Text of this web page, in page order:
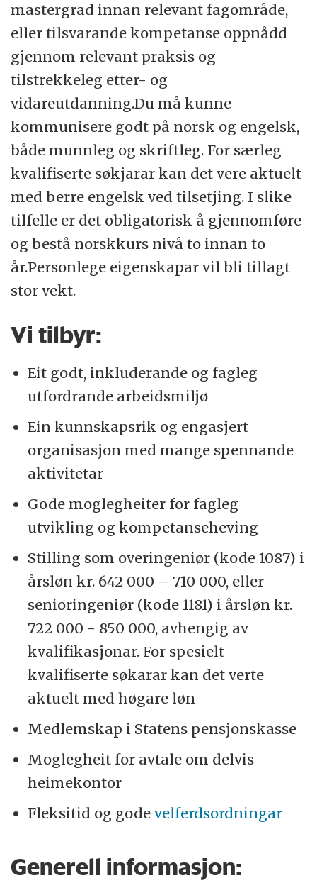
mastergrad innan relevant fagområde,
eller tilsvarande kompetanse oppnådd
gjennom relevant praksis og
tilstrekkeleg etter- og
vidareutdanning.Du må kunne
kommunisere godt på norsk og engelsk,
både munnleg og skriftleg. For særleg
kvalifiserte søkjarar kan det vere aktuelt
med berre engelsk ved tilsetjing. I slike
tilfelle er det obligatorisk å gjennomføre
og bestå norskkurs nivå to innan to
år.Personlege eigenskapar vil bli tillagt
stor vekt.
Vi tilbyr:
Eit godt, inkluderande og fagleg
utfordrande arbeidsmiljø
Ein kunnskapsrik og engasjert
organisasjon med mange spennande
aktivitetar
Gode moglegheiter for fagleg
utvikling og kompetanseheving
Stilling som overingeniør (kode 1087) i
årsløn kr. 642 000 – 710 000, eller
senioringeniør (kode 1181) i årsløn kr.
722 000 - 850 000, avhengig av
kvalifikasjonar. For spesielt
kvalifiserte søkarar kan det verte
aktuelt med høgare løn
Medlemskap i Statens pensjonskasse
Moglegheit for avtale om delvis
heimekontor
Fleksitid og godevelferdsordningar
Generell informasjon: